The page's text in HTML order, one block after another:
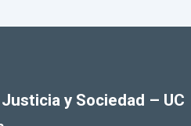
y Sociedad – UC